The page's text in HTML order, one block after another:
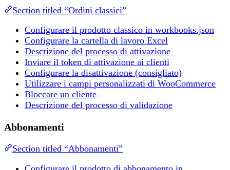
Section titled “Ordini classici”
Configurare il prodotto classico in workbooks.json
Configurare la cartella di lavoro Excel
Descrizione del processo di attivazione
Inviare il token di attivazione ai clienti
Configurare la disattivazione (consigliato)
Utilizzare i campi personalizzati di WooCommerce
Bloccare un cliente
Descrizione del processo di validazione
Abbonamenti
Section titled “Abbonamenti”